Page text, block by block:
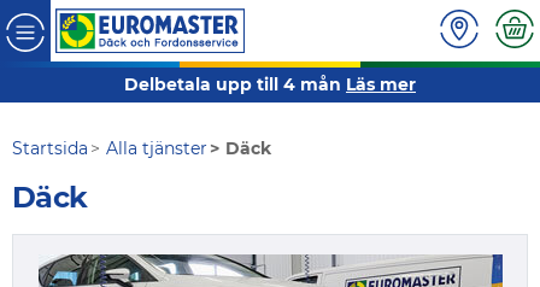
Delbetala upp till 4 mån Läs mer
Startsida Alla tjänster Däck
Däck